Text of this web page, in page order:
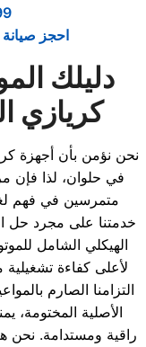
احجز صيانة
دليلك
كريازي
نحن نؤمن بأن أجهزة
في حلوان، لذا فإن
متمرسين في فهم لغة
خدمتنا على مجرد حل
الهيكلي الشامل
لأعلى كفاءة
التزامنا الصارم
راقية ومستدامة. نحن